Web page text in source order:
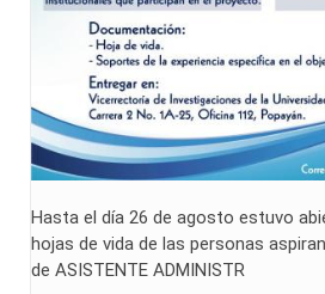
Hasta el día 26 de agosto estuvo
hojas de vida de las personas
de ASISTENTE ADMINISTR